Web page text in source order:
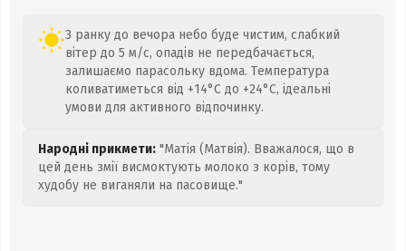
З ранку до вечора небо буде чистим, слабкий
вітер до 5 м/с, опадів не передбачається,
залишаємо парасольку вдома. Температура
коливатиметься від +14°C до +24°C, ідеальні
умови для активного відпочинку.
Народні прикмети: "Матія (Матвія). Вважалося, що в
цей день змії висмоктують молоко з корів, тому
худобу не виганяли на пасовище."